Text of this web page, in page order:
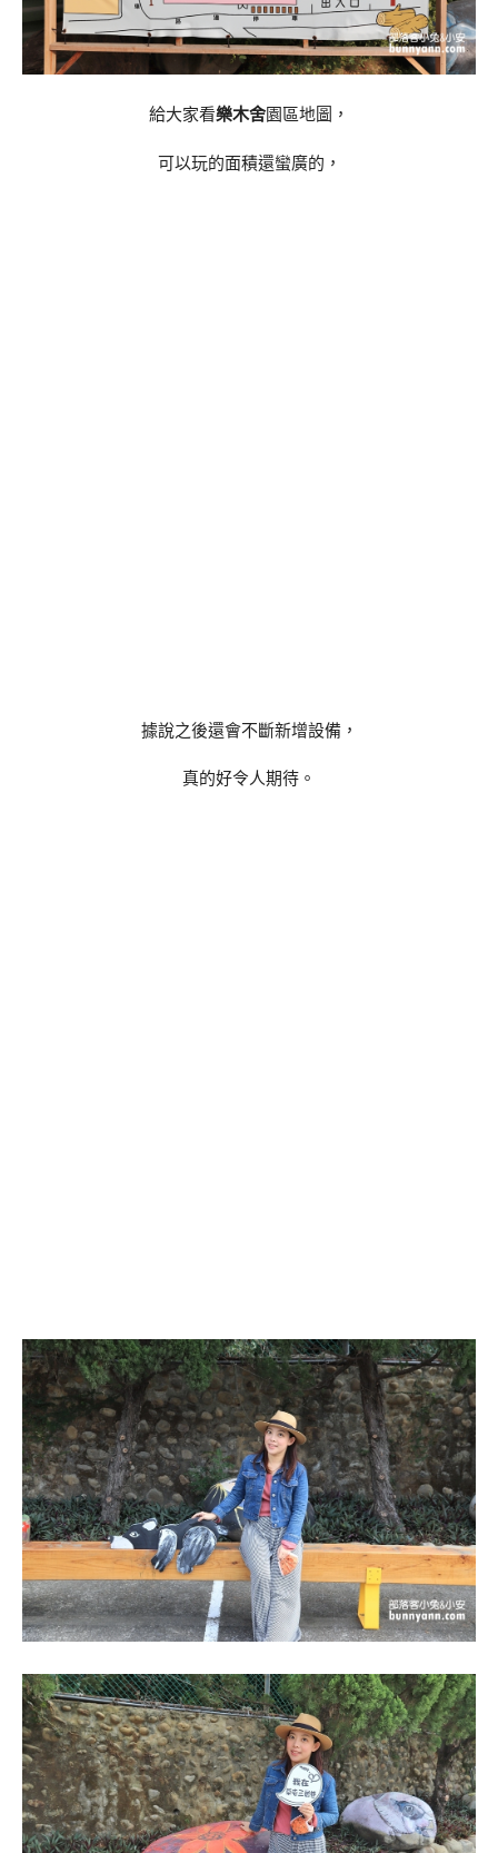
給大家看樂木舍園區地圖，
可以玩的面積還蠻廣的，
據說之後還會不斷新增設備，
真的好令人期待。